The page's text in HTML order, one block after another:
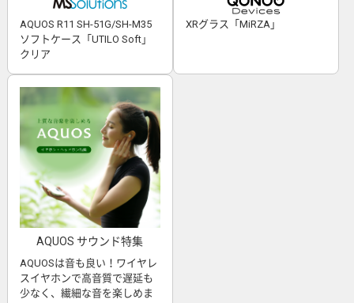
AQUOS R11 SH-51G/SH-M35
ソフトケース「UTILO Soft」
クリア
XRグラス「MiRZA」
AQUOS サウンド特集
AQUOSは音も良い！ワイヤレ
スイヤホンで高音質で遅延も
少なく、繊細な音を楽しめま